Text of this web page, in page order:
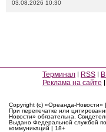
03.08.2026 10:30
Терминал RSS
Реклама на сайте
Copyright (c) «Ореанда-Новости»
При перепечатке или
Новости» обязательна.
Выдано Федеральной службой
коммуникаций | 18+